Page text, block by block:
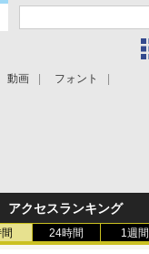
動画 フォント
アクセスランキング
24時間 1週間